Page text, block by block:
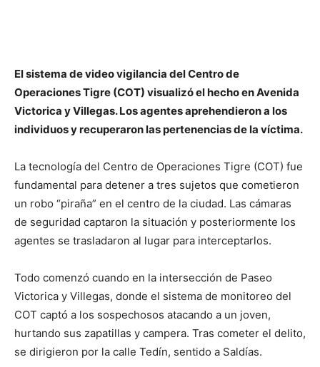
El sistema de video vigilancia del Centro de
Operaciones Tigre (COT) visualizó el hecho en Avenida
Victorica y Villegas. Los agentes aprehendieron a los
individuos y recuperaron las pertenencias de la víctima.
La tecnología del Centro de Operaciones Tigre (COT) fue
fundamental para detener a tres sujetos que cometieron
un robo “piraña” en el centro de la ciudad. Las cámaras
de seguridad captaron la situación y posteriormente los
agentes se trasladaron al lugar para interceptarlos.
Todo comenzó cuando en la intersección de Paseo
Victorica y Villegas, donde el sistema de monitoreo del
COT captó a los sospechosos atacando a un joven,
hurtando sus zapatillas y campera. Tras cometer el delito,
se dirigieron por la calle Tedín, sentido a Saldías.